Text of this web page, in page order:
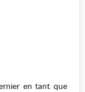
en tant que